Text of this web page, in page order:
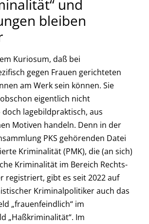
und
bleiben
Kuriosum, daß bei
gegen Frauen gerichteten
am Werk sein können. Sie
eigentlich nicht
lagebildpraktisch, aus
Motiven handeln. Denn in der
PKS gehörenden Datei
Kriminalität (PMK), die (an sich)
Kriminalität im Bereich Rechts-
registriert, gibt es seit 2022 auf
Kriminalpolitiker auch das
„frauenfeindlich“ im
„Haßkriminalität“. Im